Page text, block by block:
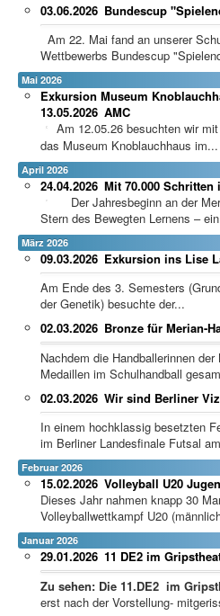
Bundescup
03.06.2026
Am 22. Mai fand an unserer
Wettbewerbs Bundescup
Mai 2026
Exkursion Museum
AMC
13.05.2026
Am 12.05.26 besuchten wir
das Museum Knoblauchhaus im...
April 2026
Mit 70.000
24.04.2026
Der Jahresbeginn an der
Stern des Bewegten Lernens –
März 2026
Exkursion ins Lise
09.03.2026
Am Ende des 3. Semesters
der Genetik) besuchte der...
Bronze für Merian-
02.03.2026
Nachdem die Handballerinnen
Medaillen im Schulhandball
Wir sind Berliner
02.03.2026
In einem hochklassig besetzten
im Berliner Landesfinale Futsal
Februar 2026
Volleyball U20
15.02.2026
Dieses Jahr nahmen knapp 30
Volleyballwettkampf U20
Januar 2026
11 DE2 im
29.01.2026
Zu sehen: Die 11.DE2 im
erst nach der Vorstellung-